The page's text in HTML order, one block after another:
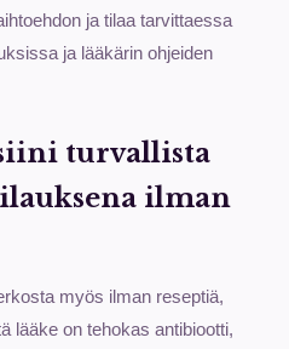
ja tilaa tarvittaessa
ja lääkärin ohjeiden
turvallista
ilman
myös ilman reseptiä,
lääke on tehokas antibiootti,